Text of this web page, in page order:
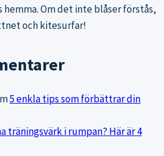
Om det inte blåser förstås,
och kitesurfar!
5 enkla tips som förbättrar din
träningsvärk i rumpan? Här är 4